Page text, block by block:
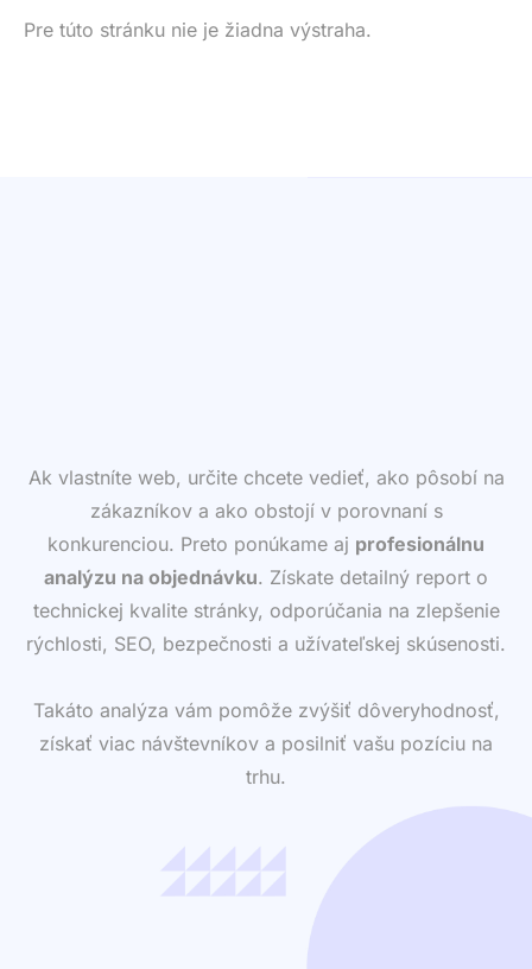
Pre túto stránku nie je žiadna výstraha.
Ak vlastníte web, určite chcete vedieť, ako pôsobí na
zákazníkov a ako obstojí v porovnaní s
konkurenciou. Preto ponúkame aj profesionálnu
analýzu na objednávku. Získate detailný report o
technickej kvalite stránky, odporúčania na zlepšenie
rýchlosti, SEO, bezpečnosti a užívateľskej skúsenosti.
Takáto analýza vám pomôže zvýšiť dôveryhodnosť,
získať viac návštevníkov a posilniť vašu pozíciu na
trhu.